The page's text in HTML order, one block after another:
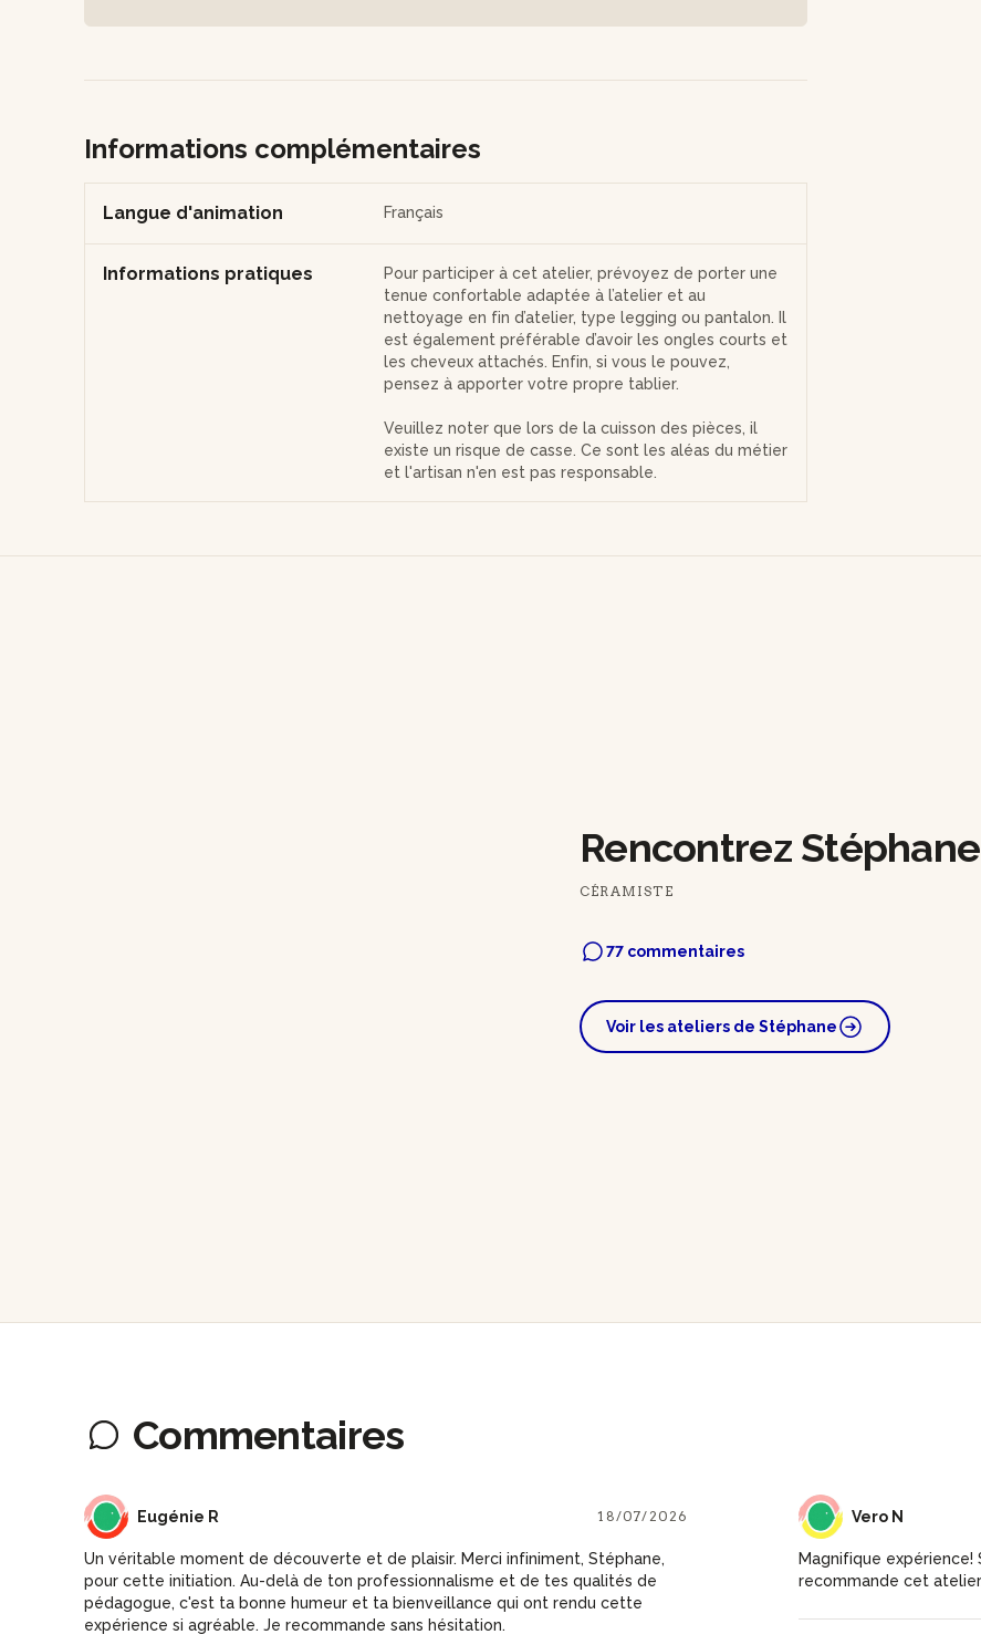
Informations complémentaires
Langue d'animation Français
Informations pratiques
Pour participer à cet atelier, prévoyez de porter une
tenue confortable adaptée à l’atelier et au
nettoyage en fin d’atelier, type legging ou pantalon. Il
est également préférable d’avoir les ongles courts et
les cheveux attachés. Enfin, si vous le pouvez,
pensez à apporter votre propre tablier.
Veuillez noter que lors de la cuisson des pièces, il
existe un risque de casse. Ce sont les aléas du métier
et l'artisan n'en est pas responsable.
Rencontrez Stéphane
CÉRAMISTE
77 commentaires
Voir les ateliers de Stéphane
Commentaires
ER Eugénie R 18/07/2026
Un véritable moment de découverte et de plaisir. Merci infiniment, Stéphane,
pour cette initiation. Au-delà de ton professionnalisme et de tes qualités de
pédagogue, c'est ta bonne humeur et ta bienveillance qui ont rendu cette
expérience si agréable. Je recommande sans hésitation.
VN Vero N
Magnifique
recommande cet